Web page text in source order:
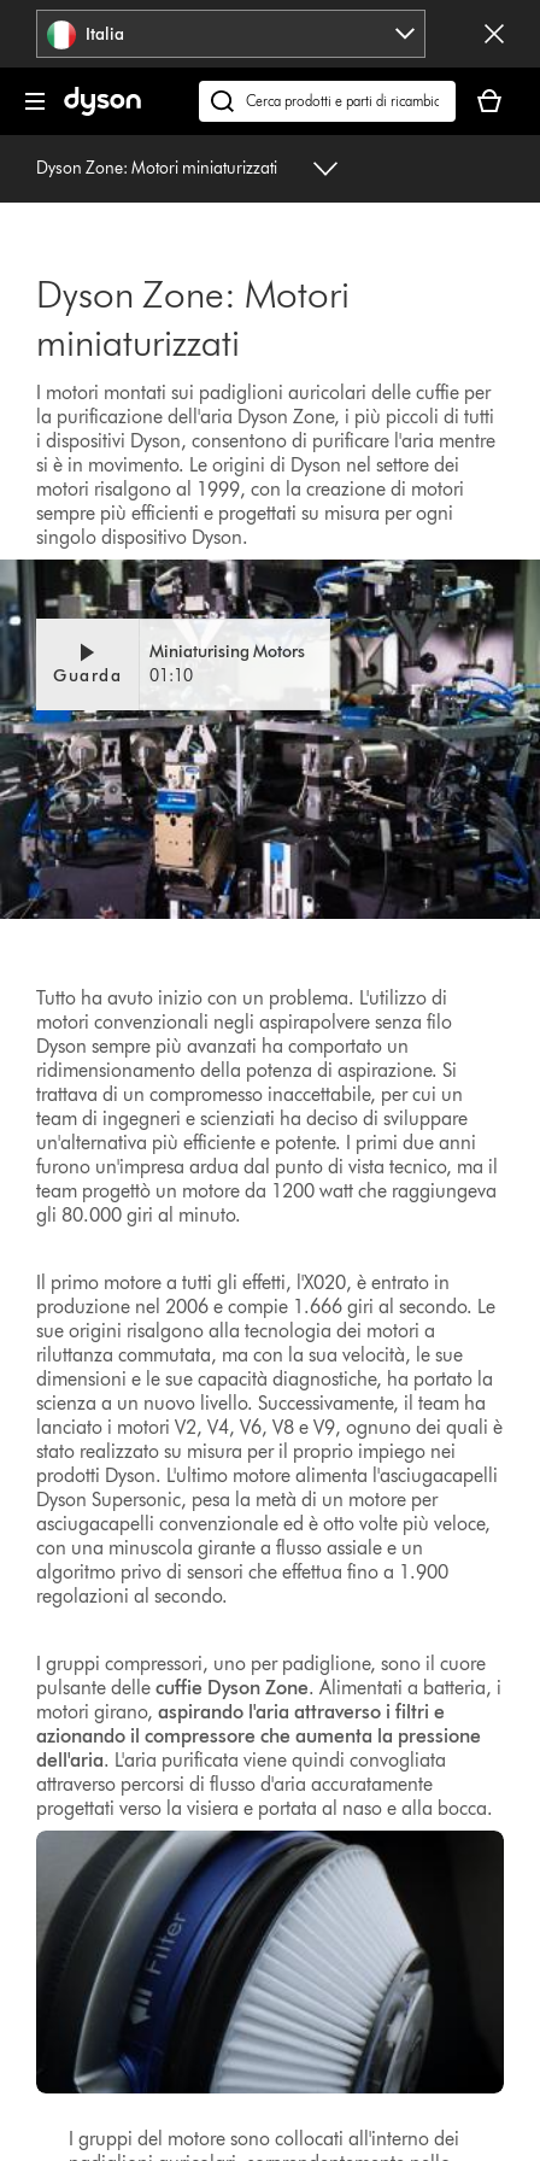
navigazione Italia
Cerca
su
dyson.it
carrello
è
Dyson Zone: Motori miniaturizzati
Dyson Zone: Motori
miniaturizzati
I motori montati sui padiglioni auricolari delle cuffie per
la purificazione dell'aria Dyson Zone, i più piccoli di tutti
i dispositivi Dyson, consentono di purificare l'aria mentre
si è in movimento. Le origini di Dyson nel settore dei
motori risalgono al 1999, con la creazione di motori
sempre più efficienti e progettati su misura per ogni
singolo dispositivo Dyson.
Transcript
trascrizione
video
Guarda
Miniaturising Motors
01:10
Tutto ha avuto inizio con un problema. L'utilizzo di
motori convenzionali negli aspirapolvere senza filo
Dyson sempre più avanzati ha comportato un
ridimensionamento della potenza di aspirazione. Si
trattava di un compromesso inaccettabile, per cui un
team di ingegneri e scienziati ha deciso di sviluppare
un'alternativa più efficiente e potente. I primi due anni
furono un'impresa ardua dal punto di vista tecnico, ma il
team progettò un motore da 1200 watt che raggiungeva
gli 80.000 giri al minuto.
Il primo motore a tutti gli effetti, l'X020, è entrato in
produzione nel 2006 e compie 1.666 giri al secondo. Le
sue origini risalgono alla tecnologia dei motori a
riluttanza commutata, ma con la sua velocità, le sue
dimensioni e le sue capacità diagnostiche, ha portato la
scienza a un nuovo livello. Successivamente, il team ha
lanciato i motori V2, V4, V6, V8 e V9, ognuno dei quali è
stato realizzato su misura per il proprio impiego nei
prodotti Dyson. L'ultimo motore alimenta l'asciugacapelli
Dyson Supersonic, pesa la metà di un motore per
asciugacapelli convenzionale ed è otto volte più veloce,
con una minuscola girante a flusso assiale e un
algoritmo privo di sensori che effettua fino a 1.900
regolazioni al secondo.
I gruppi compressori, uno per padiglione, sono il cuore
pulsante dellecuffie Dyson Zone. Alimentati a batteria, i
motori girano,aspirando l'aria attraverso i filtri e
azionando il compressore che aumenta la pressione
dell'aria. L'aria purificata viene quindi convogliata
attraverso percorsi di flusso d'aria accuratamente
progettati verso la visiera e portata al naso e alla bocca.
I gruppi del motore sono collocati all'interno dei